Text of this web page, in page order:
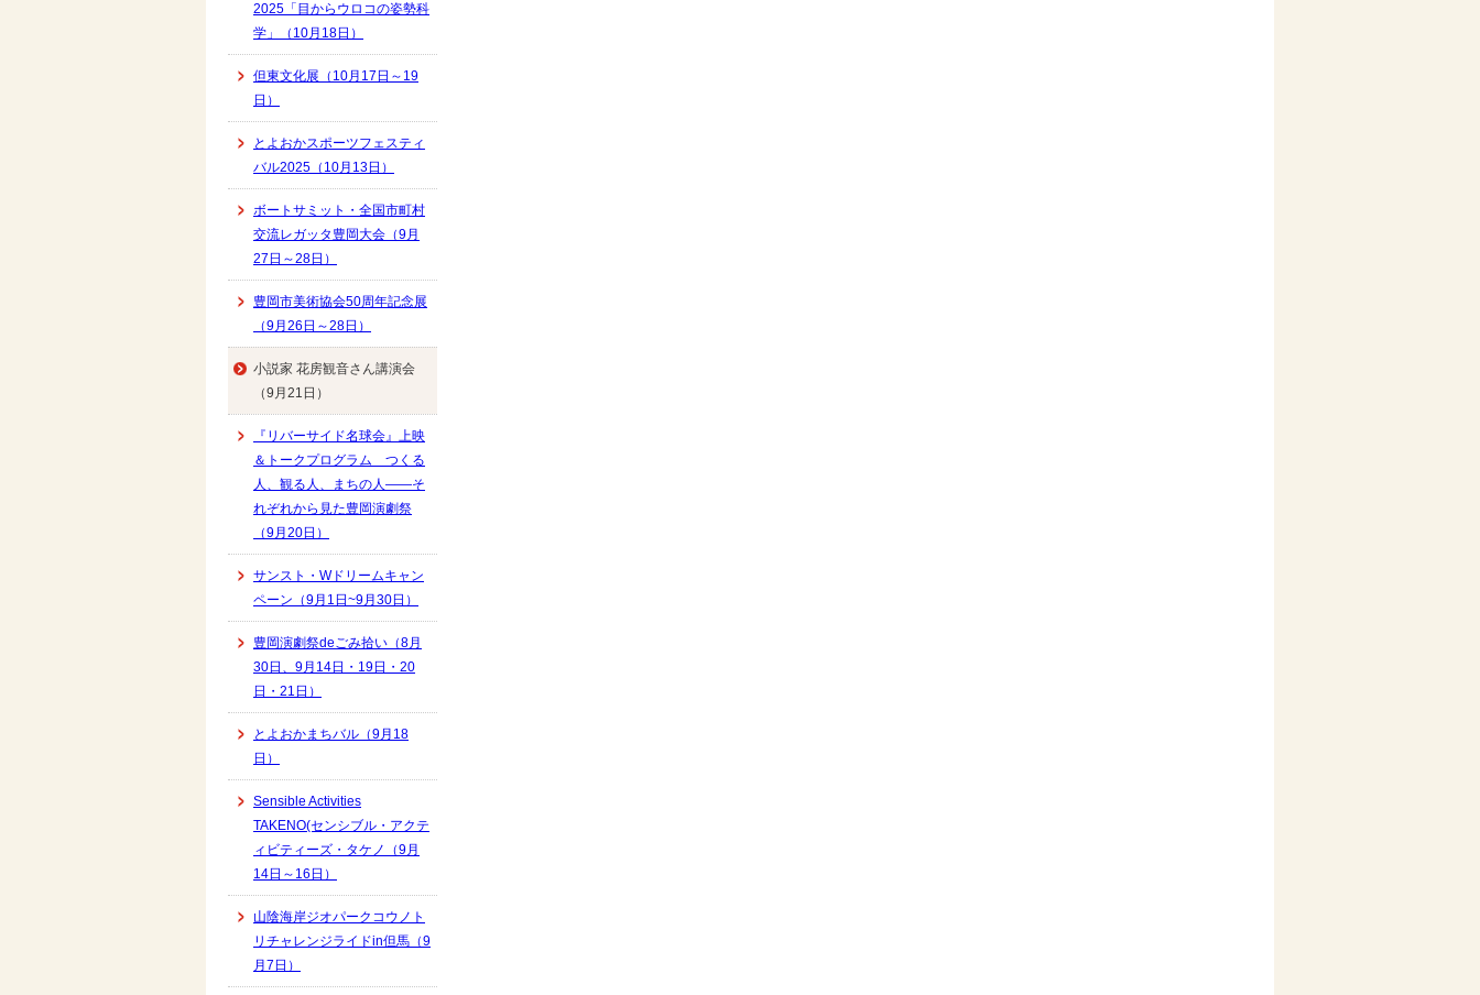
2025「目からウロコの姿勢科
学」（10月18日）
但東文化展（10月17日～19
日）
とよおかスポーツフェスティ
バル2025（10月13日）
ボートサミット・全国市町村
交流レガッタ豊岡大会（9月
27日～28日）
豊岡市美術協会50周年記念展
（9月26日～28日）
小説家 花房観音さん講演会
（9月21日）
『リバーサイド名球会』上映
＆トークプログラム つくる
人、観る人、まちの人――そ
れぞれから見た豊岡演劇祭
（9月20日）
サンスト・Wドリームキャン
ペーン（9月1日~9月30日）
豊岡演劇祭deごみ拾い（8月
30日、9月14日・19日・20
日・21日）
とよおかまちバル（9月18
日）
Sensible Activities
TAKENO(センシブル・アクテ
ィビティーズ・タケノ（9月
14日～16日）
山陰海岸ジオパークコウノト
リチャレンジライドin但馬（9
月7日）